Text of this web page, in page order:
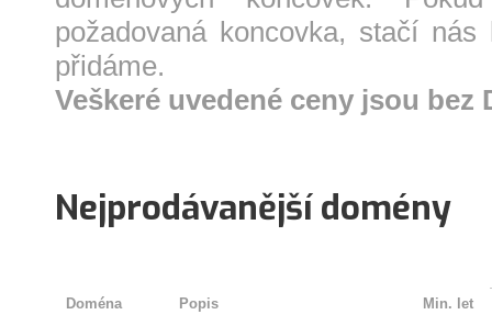
požadovaná koncovka, stačí
přidáme.
Veškeré uvedené ceny jsou bez
Nejprodávanější domény
Doména Popis Min. let